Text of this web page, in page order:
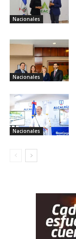
Nacionales
Nacionales
Nacionales